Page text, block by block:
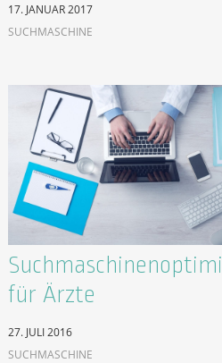
17. JANUAR 2017
SUCHMASCHINE
für Ärzte
27. JULI 2016
SUCHMASCHINE